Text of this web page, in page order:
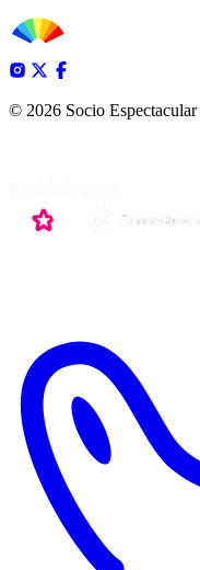
© 2026 Socio Espectacular